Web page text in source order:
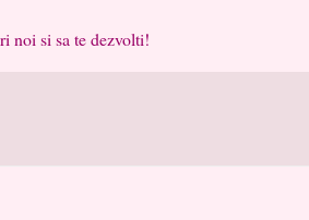
noi si sa te dezvolti!